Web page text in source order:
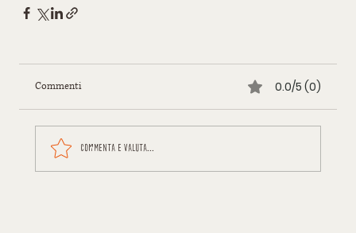
Commenti 0.0/5 (0)
Commenta e valuta...